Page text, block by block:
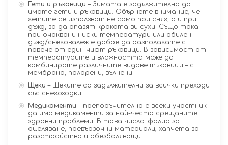
Гети и ръкавици – Зимата е задължително да
имате гети и ръкавици. Обърнете внимание, че
гетите се използват не само при сняг, а и при
дъжд, за да опазят краката ви сухи. Също така
при очаквани ниски температури или обилен
дъжд/снеговалеж е добре да разполагате с
повече от един чифт ръкавици. В зависимост от
температурите и влажността може да
комбинирате различните видове тъкавици – с
мембрана, поларени, вълнени.
Щеки – Щеките са задължителни за всички преходи
със снегоходки.
Медикаменти – препоръчително е всеки участник
да има медикаменти за най-често срещаните
здравни проблеми. В това число: фолио за
оцеляване, превързочни материали, хапчета за
разстройство и обезболяващи.